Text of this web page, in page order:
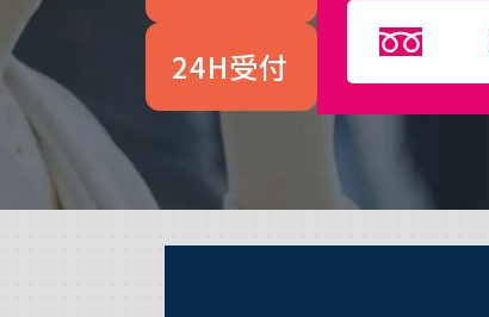
24H受付